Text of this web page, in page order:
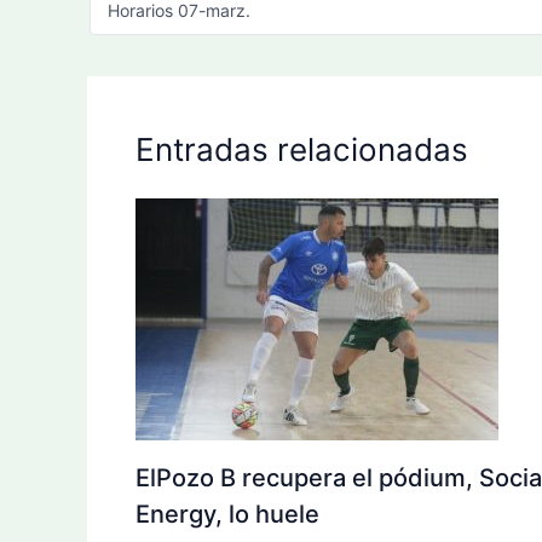
Horarios 07-marz.
Entradas relacionadas
ElPozo B recupera el pódium,
Energy, lo huele